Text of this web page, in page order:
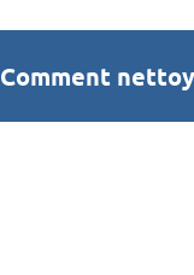
Comment